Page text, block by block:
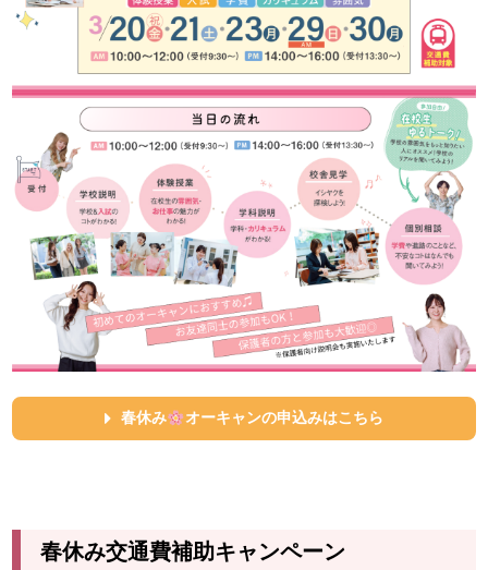
春休み オーキャンの申込みはこちら
春休み交通費補助キャンペーン